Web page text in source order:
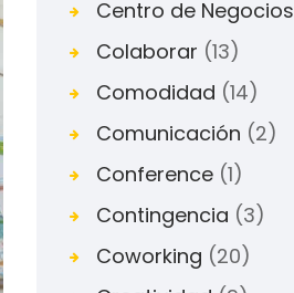
Centro de Negocios
Colaborar (13)
Comodidad (14)
Comunicación (2)
Conference (1)
Contingencia (3)
Coworking (20)